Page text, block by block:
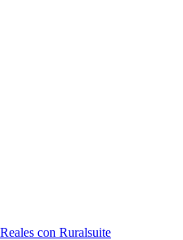
con Ruralsuite